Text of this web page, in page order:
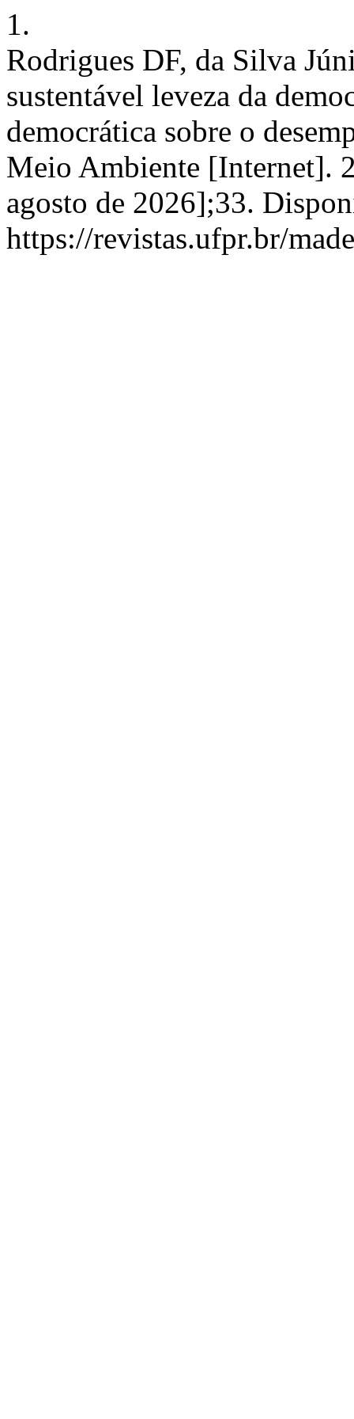
1.
Rodrigues DF, da Silva
sustentável leveza da
democrática sobre o
Meio Ambiente [Internet].
agosto de 2026];33.
https://revistas.ufpr.br/